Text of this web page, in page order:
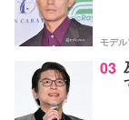
モデ
03